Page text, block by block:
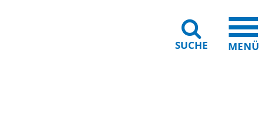
SUCHE MENÜ